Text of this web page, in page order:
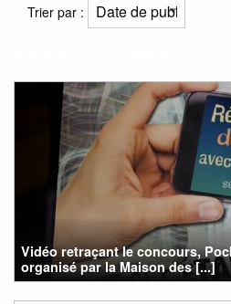
Trier par :
Vidéo retraçant le concours,
organisé par la Maison des [...]